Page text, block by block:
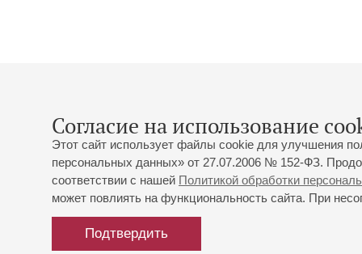
Согласие на использование
Этот сайт использует файлы cookie для улучшения
персональных данных» от 27.07.2006 № 152-ФЗ.
соответствии с нашей Политикой обработки
может повлиять на функциональность сайта. При
Подтвердить